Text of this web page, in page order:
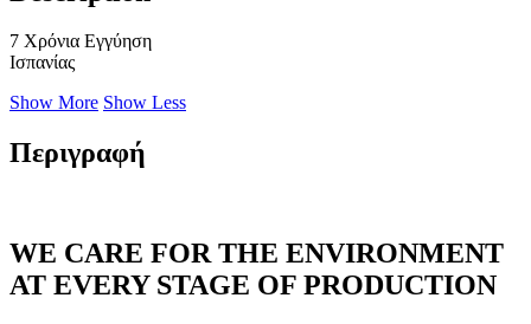
7 Χρόνια Εγγύηση
Ισπανίας
Show More Show Less
Περιγραφή
WE CARE FOR THE ENVIRONMENT
AT EVERY STAGE OF PRODUCTION